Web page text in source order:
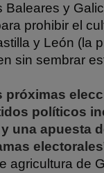
Baleares y
prohibir el
y León (la
sin sembrar
próximas
políticos
una apuesta
electorales
agricultura de